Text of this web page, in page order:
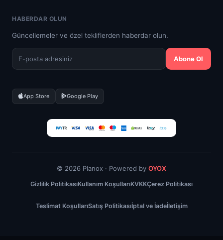
HABERDAR OLUN
Güncellemeler ve özel tekliflerden haberdar olun.
Abone Ol
App Store Google Play
© 2026 Planox · Powered by OYOX
Gizlilik PolitikasıKullanım KoşullarıKVKKÇerez Politikası
Teslimat KoşullarıSatış Politikasıİptal ve İadeİletişim